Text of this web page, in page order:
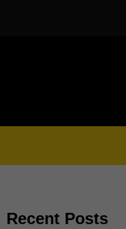
Recent Posts